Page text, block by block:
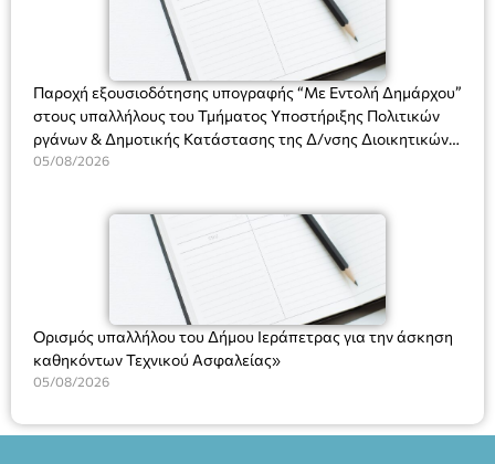
(Είσοδος ΕΠΑ.Λ.) Έναρξη 21:15 Οργάνωση: ΚΝΩΣΟΣ
ΘΕΑΤΡΙΚΕΣ ΠΑΡΑΓΩΓΕΣ ΕΕ
Παροχή εξουσιοδότησης υπογραφής “Με Εντολή Δημάρχου”
στους υπαλλήλους του Τμήματος Υποστήριξης Πολιτικών
ργάνων & Δημοτικής Κατάστασης της Δ/νσης Διοικητικών
Υπηρεσιών για αποφάσεις, πιστοποιητικά, πράξεις και
(Ν. 5314/2026).»
05/08/2026
Ορισμός υπαλλήλου του Δήμου Ιεράπετρας για την άσκηση
καθηκόντων Τεχνικού Ασφαλείας»
05/08/2026